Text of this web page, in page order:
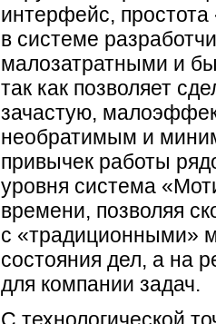
интерфейс,
в системе
малозатратными и
так как позволяет
зачастую,
необратимым и
привычек работы
уровня система
времени, позволяя
с «традиционными»
состояния дел, а на
для компании задач.